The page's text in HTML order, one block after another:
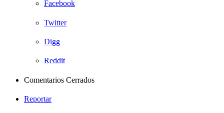
Facebook
Twitter
Digg
Reddit
Comentarios Cerrados
Reportar